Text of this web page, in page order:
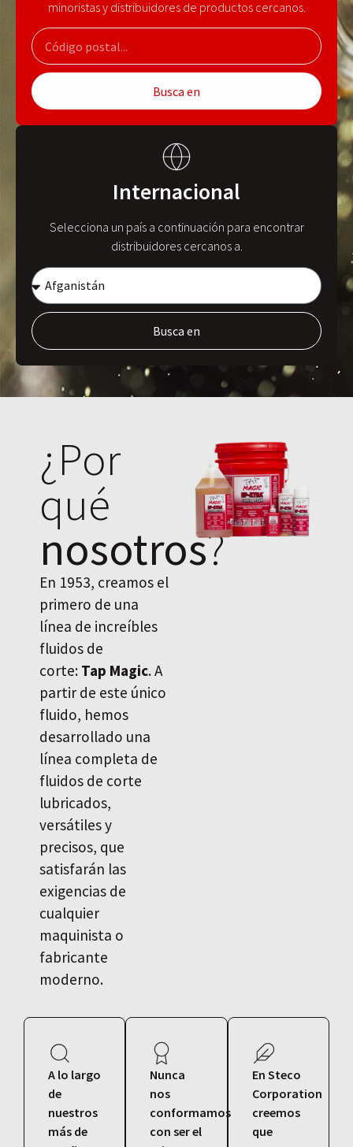
minoristas y distribuidores de productos cercanos.
Busca en
Internacional
Selecciona un país a continuación para encontrar
distribuidores cercanos a.
Busca en
¿Por
qué
nosotros?
En 1953, creamos el
primero de una
línea de increíbles
fluidos de
corte: Tap Magic. A
partir de este único
fluido, hemos
desarrollado una
línea completa de
fluidos de corte
lubricados,
versátiles y
precisos, que
satisfarán las
exigencias de
cualquier
maquinista o
fabricante
moderno.
A lo largo
de
nuestros
más de
Nunca
nos
conformamos
con ser el
En Steco
Corporation
creemos
que